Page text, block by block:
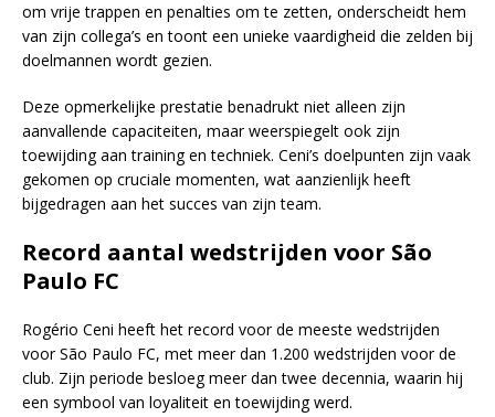
om vrije trappen en penalties om te zetten, onderscheidt hem
van zijn collega’s en toont een unieke vaardigheid die zelden bij
doelmannen wordt gezien.
Deze opmerkelijke prestatie benadrukt niet alleen zijn
aanvallende capaciteiten, maar weerspiegelt ook zijn
toewijding aan training en techniek. Ceni’s doelpunten zijn vaak
gekomen op cruciale momenten, wat aanzienlijk heeft
bijgedragen aan het succes van zijn team.
Record aantal wedstrijden voor São
Paulo FC
Rogério Ceni heeft het record voor de meeste wedstrijden
voor São Paulo FC, met meer dan 1.200 wedstrijden voor de
club. Zijn periode besloeg meer dan twee decennia, waarin hij
een symbool van loyaliteit en toewijding werd.